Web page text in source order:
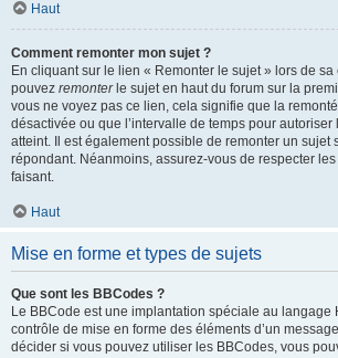
Haut
Comment remonter mon sujet ?
En cliquant sur le lien « Remonter le sujet » lors de
pouvez remonterle sujet en haut du forum sur la
vous ne voyez pas ce lien, cela signifie que la
désactivée ou que l’intervalle de temps pour autoriser
atteint. Il est également possible de remonter un sujet
répondant. Néanmoins, assurez-vous de respecter
faisant.
Haut
Mise en forme et types de sujets
Que sont les BBCodes ?
Le BBCode est une implantation spéciale au langage
contrôle de mise en forme des éléments d’un
décider si vous pouvez utiliser les BBCodes, vous